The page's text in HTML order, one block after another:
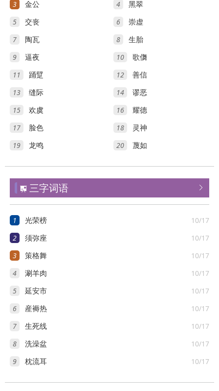
3 金公 4 黑翠
5 交丧 6 崇虚
7 陶瓦 8 生胎
9 逼夜 10 歌儛
11 踊躄 12 善信
13 缝际 14 谬恶
15 欢虞 16 耀德
17 脸色 18 灵神
19 龙鸣 20 蔑如

 三字词语
1 10/17
光荣榜
2 10/17
须弥座
3 10/17
策格舞
4 10/17
涮羊肉
5 10/17
延安市
6 10/17
産褥热
7 10/17
生死线
8 10/17
洗澡盆
9 10/17
枕流耳